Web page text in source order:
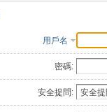
用戶名
密碼:
安全提問: